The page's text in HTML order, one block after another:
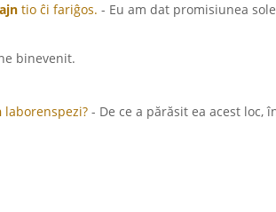
tio ĉi fariĝos. - Eu am dat promisiunea
binevenit.
laborenspezi? - De ce a părăsit ea acest loc,